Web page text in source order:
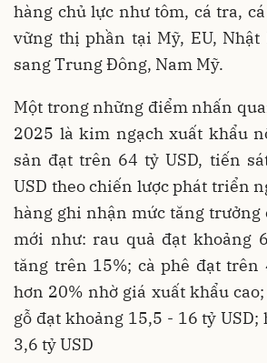
hàng chủ lực như tôm, cá tra,
vững thị phần tại Mỹ, EU, Nhật
sang Trung Đông, Nam Mỹ.
Một trong những điểm nhấn
2025 là kim ngạch xuất khẩu
sản đạt trên 64 tỷ USD, tiến
USD theo chiến lược phát triển
hàng ghi nhận mức tăng trưởng
mới như: rau quả đạt khoảng
tăng trên 15%; cà phê đạt trên
hơn 20% nhờ giá xuất khẩu
gỗ đạt khoảng 15,5 - 16 tỷ
3,6 tỷ USD